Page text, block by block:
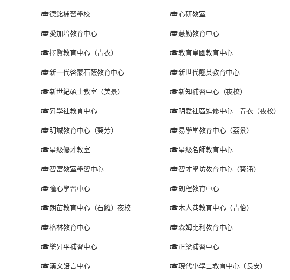
德銘補習學校 心研教室
愛加培教育中心 慧勤教育中心
擇賢教育中心（青衣） 教育皇國教育中心
新一代啓蒙石蔭教育中心 新世代翹英教育中心
新世紀碩士教室（美景） 新知補習中心（夜校）
昇學社教育中心 明愛社區進修中心－青衣（夜校）
明誠教育中心（葵芳） 易學堂教育中心（荔景）
星級優才教室 星級名師教育中心
智富教室學習中心 智才學坊教育中心（葵涌）
曈心學習中心 朗程教育中心
朗苗教育中心（石籬）夜校 木人巷教育中心（青怡）
格林教育中心 森姆比利教育中心
樂昇平補習中心 正梁補習中心
漢文語言中心 現代小學士教育中心（長安）